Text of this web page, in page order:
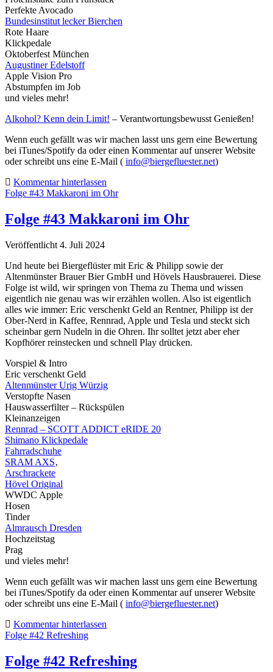
Perfekte Avocado
Bundesinstitut lecker Bierchen
Rote Haare
Klickpedale
Oktoberfest München
Augustiner Edelstoff
Apple Vision Pro
Abstumpfen im Job
und vieles mehr!
Alkohol? Kenn dein Limit! – Verantwortungsbewusst Genießen!
Wenn euch gefällt was wir machen lasst uns gern eine Bewertung
bei iTunes/Spotify da oder einen Kommentar auf unserer Website
oder schreibt uns eine E-Mail ( info@biergefluester.net)
Kommentar hinterlassen
Folge #43 Makkaroni im Ohr
Folge #43 Makkaroni im Ohr
Veröffentlicht 4. Juli 2024
Und heute bei Biergeflüster mit Eric & Philipp sowie der
Altenmünster Brauer Bier GmbH und Hövels Hausbrauerei. Diese
Folge ist wild, wir springen von Thema zu Thema und wissen
eigentlich nie genau was wir erzählen wollen. Also ist eigentlich
alles wie immer: Eric verschenkt Geld an Rentner, Philipp ist der
Ober-Nerd in Kaffee, Rennrad, Apple und Tesla und steckt sich
scheinbar gern Nudeln in die Ohren. Ihr solltet jetzt aber eher
Kopfhörer reinstecken und schnell Play drücken.
Vorspiel & Intro
Eric verschenkt Geld
Altenmünster Urig Würzig
Verstopfte Nasen
Hauswasserfilter – Rückspülen
Kleinanzeigen
Rennrad – SCOTT ADDICT eRIDE 20
Shimano Klickpedale
Fahrradschuhe
SRAM AXS‚
Arschrackete
Hövel Original
WWDC Apple
Hosen
Tinder
Almrausch Dresden
Hochzeitstag
Prag
und vieles mehr!
Wenn euch gefällt was wir machen lasst uns gern eine Bewertung
bei iTunes/Spotify da oder einen Kommentar auf unserer Website
oder schreibt uns eine E-Mail ( info@biergefluester.net)
Kommentar hinterlassen
Folge #42 Refreshing
Folge #42 Refreshing